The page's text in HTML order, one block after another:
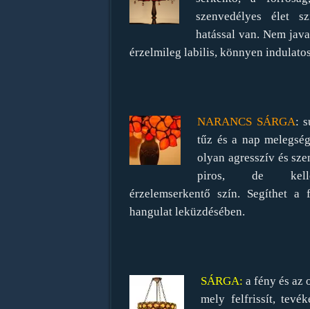
szenvedélyes élet
hatással van. Nem
érzelmileg labilis, könnyen
NARANCS SÁRGA:
tűz és a nap
olyan agresszív és
piros, de
érzelemserkentő szín. Segíthet a
hangulat leküzdésében.
SÁRGA: a fény és az
mely felfrissít,